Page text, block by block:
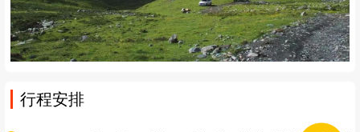
行程安排